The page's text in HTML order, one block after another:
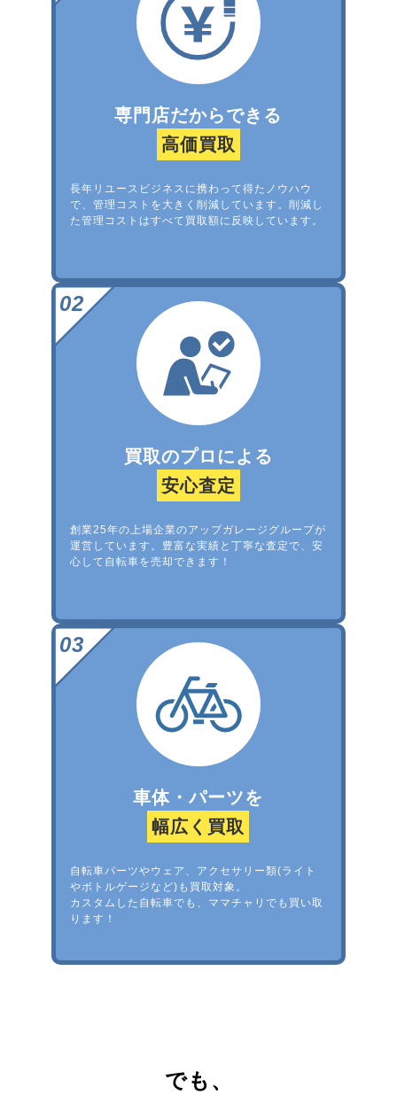
専門店だからできる
高価買取
長年リユースビジネスに携わって得たノウハウ
で、管理コストを大きく削減しています。削減し
た管理コストはすべて買取額に反映しています。
買取のプロによる
安心査定
創業25年の上場企業のアップガレージグループが
運営しています。豊富な実績と丁寧な査定で、安
心して自転車を売却できます！
車体・パーツを
幅広く買取
自転車パーツやウェア、アクセサリー類(ライト
やボトルゲージなど)も買取対象。
カスタムした自転車でも、ママチャリでも買い取
ります！
でも、